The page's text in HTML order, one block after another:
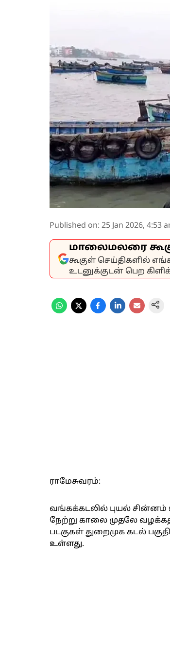
Published on: 25 Jan 2026, 4:53
மாலைமலரை
கூகுள் செய்திகளில்
உடனுக்குடன் பெற
ராமேசுவரம்:
வங்கக்கடலில் புயல் சின்னம்
நேற்று காலை முதலே
படகுகள் துறைமுக கடல்
உள்ளது.